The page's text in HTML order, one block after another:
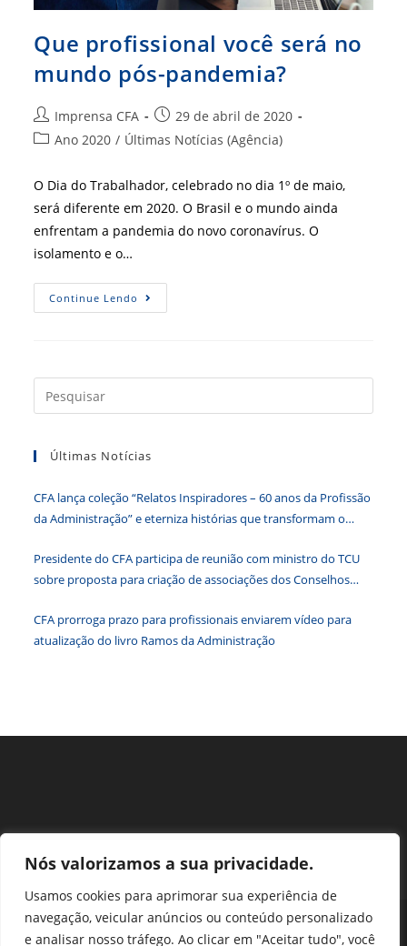
Nós valorizamos a sua privacidade.
Usamos cookies para aprimorar sua experiência de
navegação, veicular anúncios ou conteúdo personalizado
e analisar nosso tráfego. Ao clicar em "Aceitar tudo", você
Que profissional você será no
mundo pós-pandemia?
Autor
do
Imprensa CFA
Post
publicado:
29 de abril de 2020
Categoria
post:
Ano 2020 / Últimas Notícias (Agência)
O Dia do Trabalhador, celebrado no dia 1º de maio,
será diferente em 2020. O Brasil e o mundo ainda
enfrentam a pandemia do novo coronavírus. O
isolamento e o…
Continue Lendo Que
Profissional
Pós-
a
Últimas Notícias
CFA lança coleção “Relatos Inspiradores – 60 anos da Profissão
da Administração” e eterniza histórias que transformam o
Presidente do CFA participa de reunião com ministro do TCU
sobre proposta para criação de associações dos Conselhos
CFA prorroga prazo para profissionais enviarem vídeo para
atualização do livro Ramos da Administração
Perguntas Frequentes
Ouvidoria
Transparência e prestação de contas